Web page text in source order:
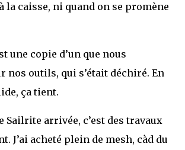
la caisse, ni quand on se promène
une copie d’un que nous
nos outils, qui s’était déchiré. En
ça tient.
Sailrite arrivée, c’est des travaux
J’ai acheté plein de mesh, càd du